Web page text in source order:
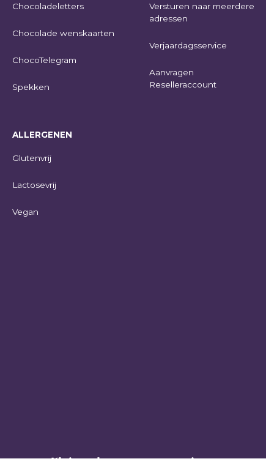
Chocoladeletters
Chocolade wenskaarten
ChocoTelegram
Spekken
ALLERGENEN
Glutenvrij
Lactosevrij
Vegan
Versturen naar meerdere
adressen
Verjaardagsservice
Aanvragen
Reselleraccount
Klein gebaar, groots genieten